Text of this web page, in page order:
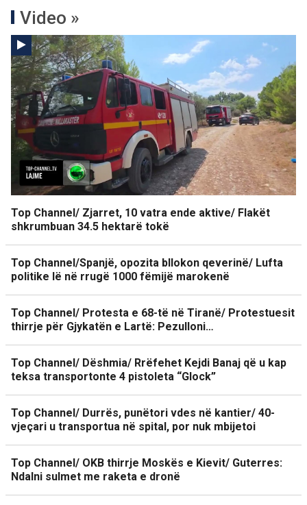
Video »
Top Channel/ Zjarret, 10 vatra ende aktive/ Flakët
shkrumbuan 34.5 hektarë tokë
Top Channel/Spanjë, opozita bllokon qeverinë/ Lufta
politike lë në rrugë 1000 fëmijë marokenë
Top Channel/ Protesta e 68-të në Tiranë/ Protestuesit
thirrje për Gjykatën e Lartë: Pezulloni…
Top Channel/ Dëshmia/ Rrëfehet Kejdi Banaj që u kap
teksa transportonte 4 pistoleta “Glock”
Top Channel/ Durrës, punëtori vdes në kantier/ 40-
vjeçari u transportua në spital, por nuk mbijetoi
Top Channel/ OKB thirrje Moskës e Kievit/ Guterres:
Ndalni sulmet me raketa e dronë